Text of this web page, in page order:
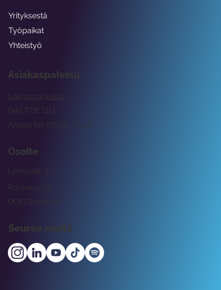
Asiakaspalvelu
tuki@rockway.fi
Arkisin klo 09:00 -15:00
045 7731 1111
Osoite
Rockway Oy
Lemuntie 3-5
00510 Helsinki
Seuraa meitä
Yrityksestä
Työpaikat
Yhteistyö